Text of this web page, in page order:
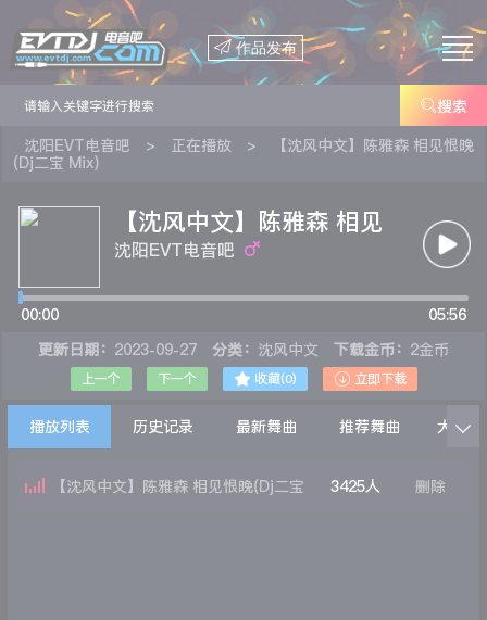
 作品发布
搜索
沈阳EVT电音吧 > 正在播放 >
【沈风中文】陈雅森 相见恨晚
(Dj二宝 Mix)
【沈风中文】陈雅森 相见
恨晚(Dj二宝 Mix)
沈阳EVT电音吧
00:00
05:56
更新日期： 2023-09-27 分类： 沈风中文 下载金币： 2金币
上一个 下一个  收藏(0)  立即下载
播放列表 历史记录 最新舞曲 推荐舞曲 大家在

【沈风中文】陈雅森 相见恨晚(Dj二宝 3425人 删除